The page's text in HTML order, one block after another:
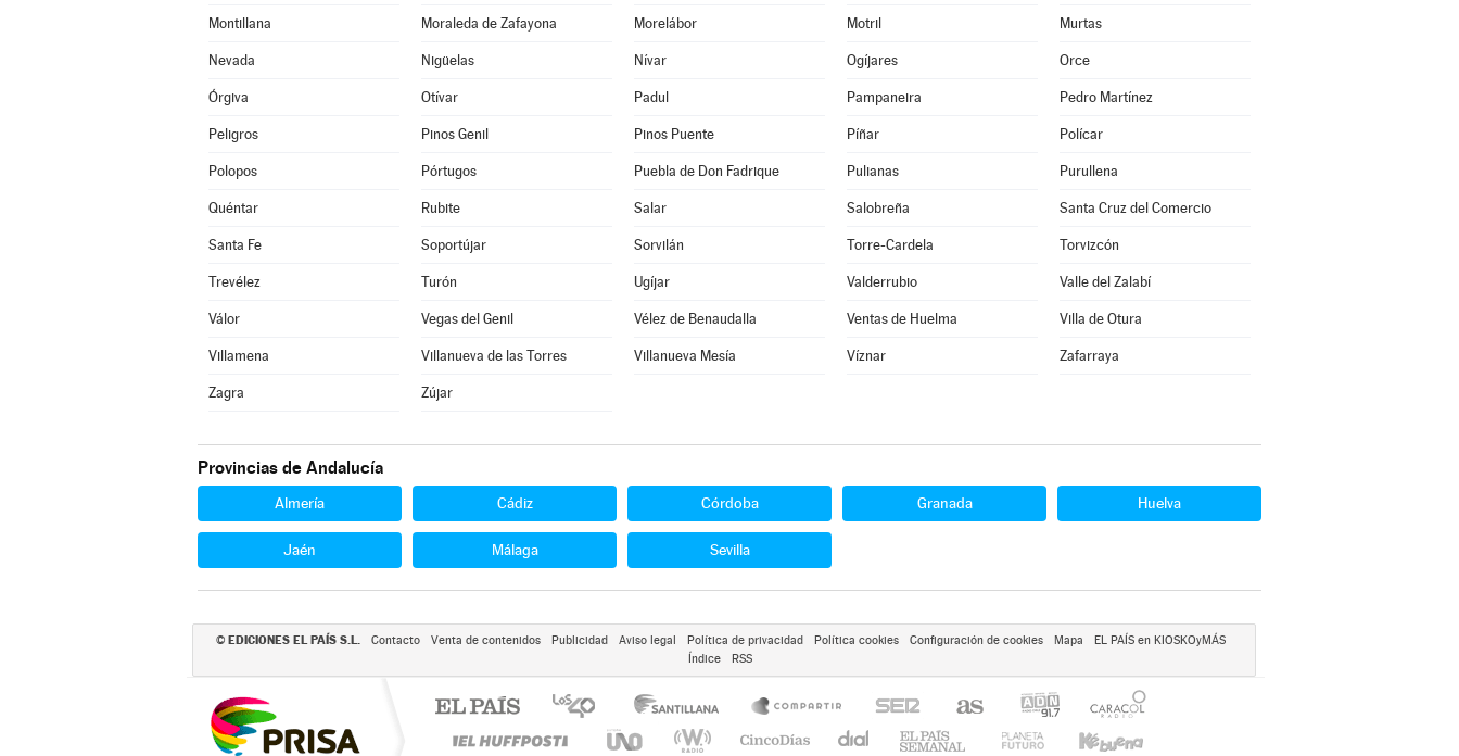
Montillana Moraleda de Zafayona Morelábor Motril Murtas
Nevada Nigüelas Nívar Ogíjares Orce
Órgiva Otívar Padul Pampaneira Pedro Martínez
Peligros Pinos Genil Pinos Puente Píñar Polícar
Polopos Pórtugos Puebla de Don Fadrique Pulianas Purullena
Quéntar Rubite Salar Salobreña Santa Cruz del Comercio
Santa Fe Soportújar Sorvilán Torre-Cardela Torvizcón
Trevélez Turón Ugíjar Valderrubio Valle del Zalabí
Válor Vegas del Genil Vélez de Benaudalla Ventas de Huelma Villa de Otura
Villamena Villanueva de las Torres Villanueva Mesía Víznar Zafarraya
Zagra Zújar
Provincias de Andalucía
Almería Cádiz Córdoba Granada Huelva
Jaén Málaga Sevilla
© EDICIONES EL PAÍS S.L. Contacto Venta de contenidos Publicidad Aviso legal Política de privacidad Política cookies Configuración de cookies Mapa
EL PAÍS en KIOSKOyMÁS
Índice
RSS